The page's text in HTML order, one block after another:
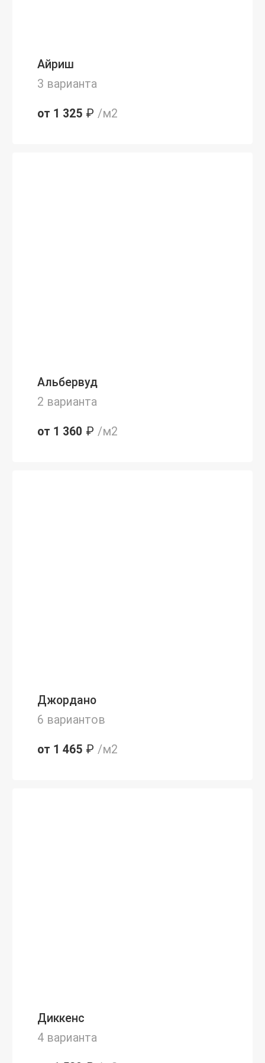
Айриш
3 варианта
от 1 325 ₽ /м2
Альбервуд
2 варианта
от 1 360 ₽ /м2
Джордано
6 вариантов
от 1 465 ₽ /м2
Диккенс
4 варианта